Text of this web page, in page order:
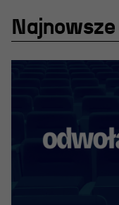
Teatr
Aktualności